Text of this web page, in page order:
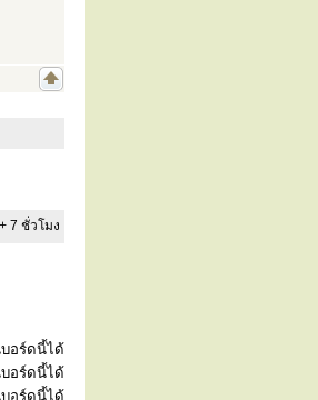
7 ชั่วโมง
อร์ดนี้ได้
อร์ดนี้ได้
อร์ดนี้ได้